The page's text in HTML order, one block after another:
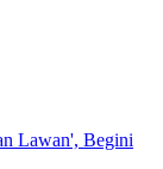
Lawan', Begini